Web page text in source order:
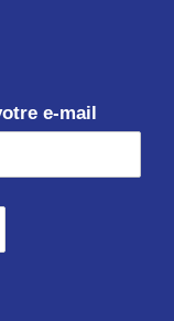
e-mail